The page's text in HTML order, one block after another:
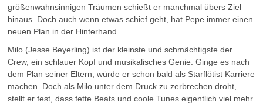
größenwahnsinnigen Träumen schießt er manchmal übers Ziel
hinaus. Doch auch wenn etwas schief geht, hat Pepe immer einen
neuen Plan in der Hinterhand.
Milo (Jesse Beyerling) ist der kleinste und schmächtigste der
Crew, ein schlauer Kopf und musikalisches Genie. Ginge es nach
dem Plan seiner Eltern, würde er schon bald als Starflötist Karriere
machen. Doch als Milo unter dem Druck zu zerbrechen droht,
stellt er fest, dass fette Beats und coole Tunes eigentlich viel mehr